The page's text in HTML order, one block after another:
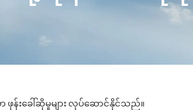
ဖုန်းခေါ်ဆိုမှုများ လုပ်ဆောင်နိုင်သည်။